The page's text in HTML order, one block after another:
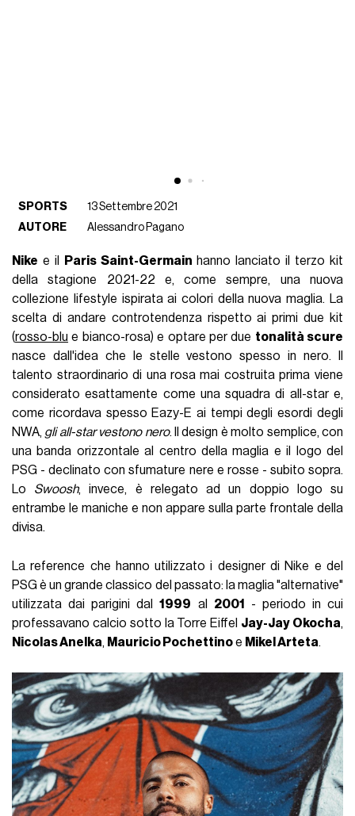
SPORTS
13 Settembre 2021
AUTORE
Alessandro Pagano
Nike e il Paris Saint-Germain hanno lanciato il terzo kit
della stagione 2021-22 e, come sempre, una nuova
collezione lifestyle ispirata ai colori della nuova maglia. La
scelta di andare controtendenza rispetto ai primi due kit
(rosso-blu e bianco-rosa) e optare per due tonalità scure
nasce dall'idea che le stelle vestono spesso in nero. Il
talento straordinario di una rosa mai costruita prima viene
considerato esattamente come una squadra di all-star e,
come ricordava spesso Eazy-E ai tempi degli esordi degli
NWA, gli all-star vestono nero. Il design è molto semplice, con
una banda orizzontale al centro della maglia e il logo del
PSG - declinato con sfumature nere e rosse - subito sopra.
Lo Swoosh, invece, è relegato ad un doppio logo su
entrambe le maniche e non appare sulla parte frontale della
divisa.
La reference che hanno utilizzato i designer di Nike e del
PSG è un grande classico del passato: la maglia "alternative"
utilizzata dai parigini dal1999 al 2001
- periodo in cui
professavano calcio sotto la Torre Eiffel Jay-Jay Okocha,
Nicolas Anelka, Mauricio Pochettinoe Mikel Arteta.